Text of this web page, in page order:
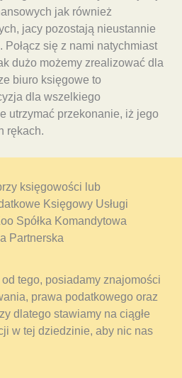
jak również
jacy pozostają nieustannie
się z nami natychmiast
dużo możemy zrealizować dla
biuro księgowe to
dla wszelkiego
utrzymać przekonanie, iż jego
rękach.
księgowości lub
Księgowy Usługi
Spółka Komandytowa
Partnerska
tego, posiadamy znajomości
prawa podatkowego oraz
dlatego stawiamy na ciągłe
w tej dziedzinie, aby nic nas